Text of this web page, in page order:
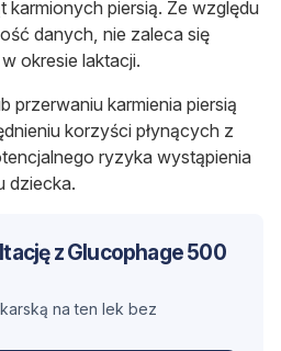
piersią. Ze względu
danych, nie zaleca się
okresie laktacji.
przerwaniu karmienia piersią
korzyści płynących z
ryzyka wystąpienia
dziecka.
z Glucophage 500
na ten lek bez